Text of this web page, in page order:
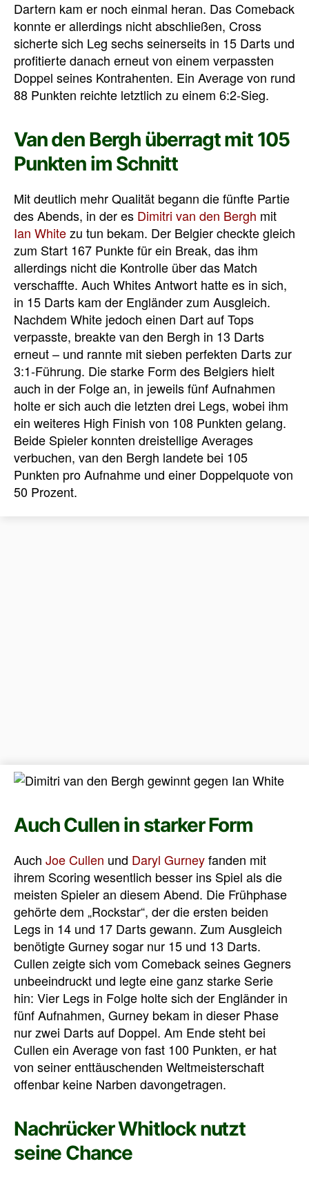
Dartern kam er noch einmal heran. Das Comeback
konnte er allerdings nicht abschließen, Cross
sicherte sich Leg sechs seinerseits in 15 Darts und
profitierte danach erneut von einem verpassten
Doppel seines Kontrahenten. Ein Average von rund
88 Punkten reichte letztlich zu einem 6:2-Sieg.
Van den Bergh überragt mit 105
Punkten im Schnitt
Mit deutlich mehr Qualität begann die fünfte Partie
des Abends, in der es Dimitri van den Bergh mit
Ian Whitezu tun bekam. Der Belgier checkte gleich
zum Start 167 Punkte für ein Break, das ihm
allerdings nicht die Kontrolle über das Match
verschaffte. Auch Whites Antwort hatte es in sich,
in 15 Darts kam der Engländer zum Ausgleich.
Nachdem White jedoch einen Dart auf Tops
verpasste, breakte van den Bergh in 13 Darts
erneut – und rannte mit sieben perfekten Darts zur
3:1-Führung. Die starke Form des Belgiers hielt
auch in der Folge an, in jeweils fünf Aufnahmen
holte er sich auch die letzten drei Legs, wobei ihm
ein weiteres High Finish von 108 Punkten gelang.
Beide Spieler konnten dreistellige Averages
verbuchen, van den Bergh landete bei 105
Punkten pro Aufnahme und einer Doppelquote von
50 Prozent.
Auch Cullen in starker Form
Auch Joe Cullen und Daryl Gurneyfanden mit
ihrem Scoring wesentlich besser ins Spiel als die
meisten Spieler an diesem Abend. Die Frühphase
gehörte dem „Rockstar“, der die ersten beiden
Legs in 14 und 17 Darts gewann. Zum Ausgleich
benötigte Gurney sogar nur 15 und 13 Darts.
Cullen zeigte sich vom Comeback seines Gegners
unbeeindruckt und legte eine ganz starke Serie
hin: Vier Legs in Folge holte sich der Engländer in
fünf Aufnahmen, Gurney bekam in dieser Phase
nur zwei Darts auf Doppel. Am Ende steht bei
Cullen ein Average von fast 100 Punkten, er hat
von seiner enttäuschenden Weltmeisterschaft
offenbar keine Narben davongetragen.
Nachrücker Whitlock nutzt
seine Chance